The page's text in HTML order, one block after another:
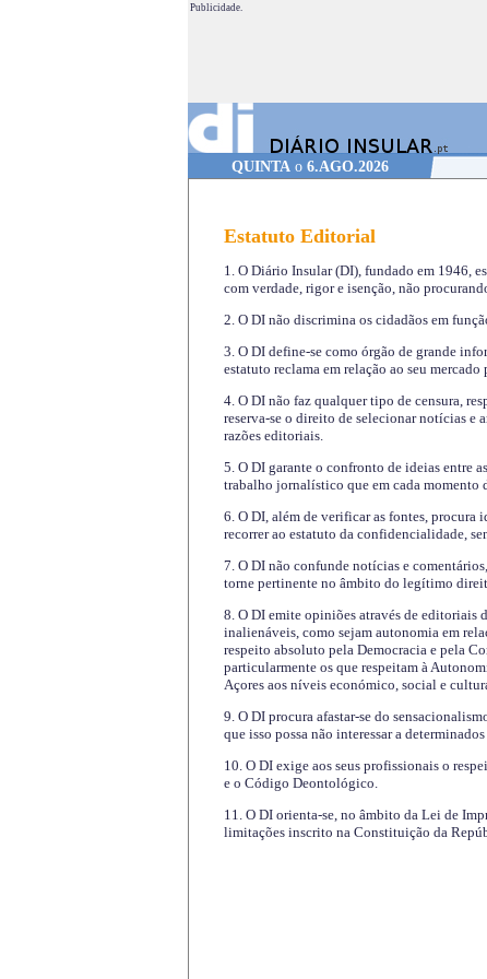
Publicidade.
QUINTA o 6.AGO.2026
Estatuto Editorial
1. O Diário Insular (DI), fundado em 1946,
com verdade, rigor e isenção, não
2. O DI não discrimina os cidadãos em
3. O DI define-se como órgão de grande
estatuto reclama em relação ao seu
4. O DI não faz qualquer tipo de censura,
reserva-se o direito de selecionar notícias e
razões editoriais.
5. O DI garante o confronto de ideias entre
trabalho jornalístico que em cada momento
6. O DI, além de verificar as fontes, procura
recorrer ao estatuto da confidencialidade,
7. O DI não confunde notícias e
torne pertinente no âmbito do legítimo
8. O DI emite opiniões através de editoriais
inalienáveis, como sejam autonomia em
respeito absoluto pela Democracia e pela
particularmente os que respeitam à
Açores aos níveis económico, social e
9. O DI procura afastar-se do
que isso possa não interessar a
10. O DI exige aos seus profissionais o
e o Código Deontológico.
11. O DI orienta-se, no âmbito da Lei de
limitações inscrito na Constituição da